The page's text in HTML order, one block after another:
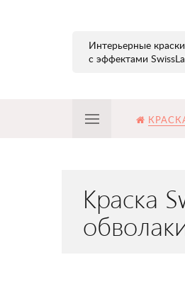
Интерьерные
с эффектами
Краска